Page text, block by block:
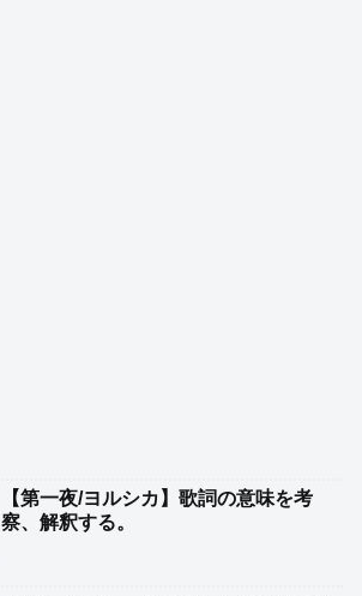
【第一夜/ヨルシカ】歌詞の意味を考
察、解釈する。